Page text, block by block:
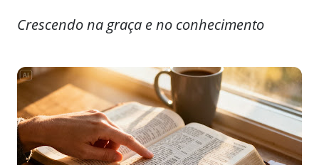
Crescendo na graça e no conhecimento